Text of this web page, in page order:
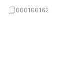
000100162